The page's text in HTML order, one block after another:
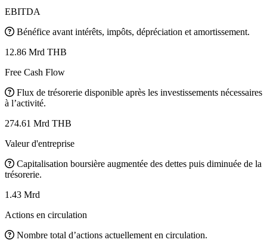
EBITDA
Bénéfice avant intérêts, impôts, dépréciation et amortissement.
12.86 Mrd THB
Free Cash Flow
Flux de trésorerie disponible après les investissements nécessaires
à l’activité.
274.61 Mrd THB
Valeur d'entreprise
Capitalisation boursière augmentée des dettes puis diminuée de la
trésorerie.
1.43 Mrd
Actions en circulation
Nombre total d’actions actuellement en circulation.